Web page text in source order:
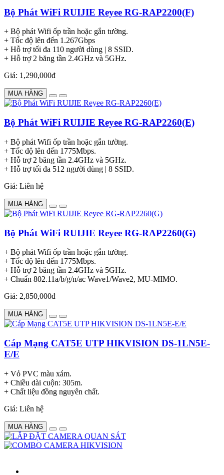
Bộ Phát WiFi RUIJIE Reyee RG-RAP2200(F)
+ Bộ phát Wifi ốp trần hoặc gắn tường.
+ Tốc độ lên đến 1.267Gbps
+ Hỗ trợ tối đa 110 người dùng | 8 SSID.
+ Hỗ trợ 2 băng tần 2.4GHz và 5GHz.
Giá: 1,290,000đ
MUA HÀNG
Bộ Phát WiFi RUIJIE Reyee RG-RAP2260(E)
+ Bộ phát Wifi ốp trần hoặc gắn tường.
+ Tốc độ lên đến 1775Mbps.
+ Hỗ trợ 2 băng tần 2.4GHz và 5GHz.
+ Hỗ trợ tối đa 512 người dùng | 8 SSID.
Giá: Liên hệ
MUA HÀNG
Bộ Phát WiFi RUIJIE Reyee RG-RAP2260(G)
+ Bộ phát Wifi ốp trần hoặc gắn tường.
+ Tốc độ lên đến 1775Mbps.
+ Hỗ trợ 2 băng tần 2.4GHz và 5GHz.
+ Chuẩn 802.11a/b/g/n/ac Wave1/Wave2, MU-MIMO.
Giá: 2,850,000đ
MUA HÀNG
Cáp Mạng CAT5E UTP HIKVISION DS-1LN5E-
E/E
+ Vỏ PVC màu xám.
+ Chiều dài cuộn: 305m.
+ Chất liệu đồng nguyên chất.
Giá: Liên hệ
MUA HÀNG